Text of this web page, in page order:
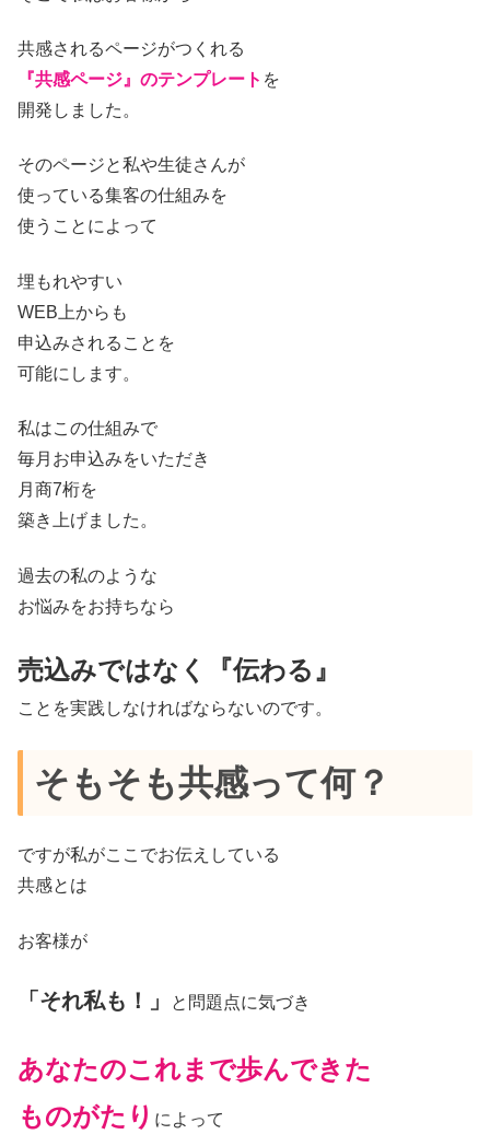
共感されるページがつくれる
『共感ページ』のテンプレート を
開発しました。
そのページと私や生徒さんが
使っている集客の仕組みを
使うことによって
埋もれやすい
WEB上からも
申込みされることを
可能にします。
私はこの仕組みで
毎月お申込みをいただき
月商7桁を
築き上げました。
過去の私のような
お悩みをお持ちなら
売込みではなく『伝わる』
ことを実践しなければならないのです。
そもそも共感って何？
ですが私がここでお伝えしている
共感とは
お客様が
「それ私も！」 と問題点に気づき
あなたのこれまで歩んできた
ものがたり によって